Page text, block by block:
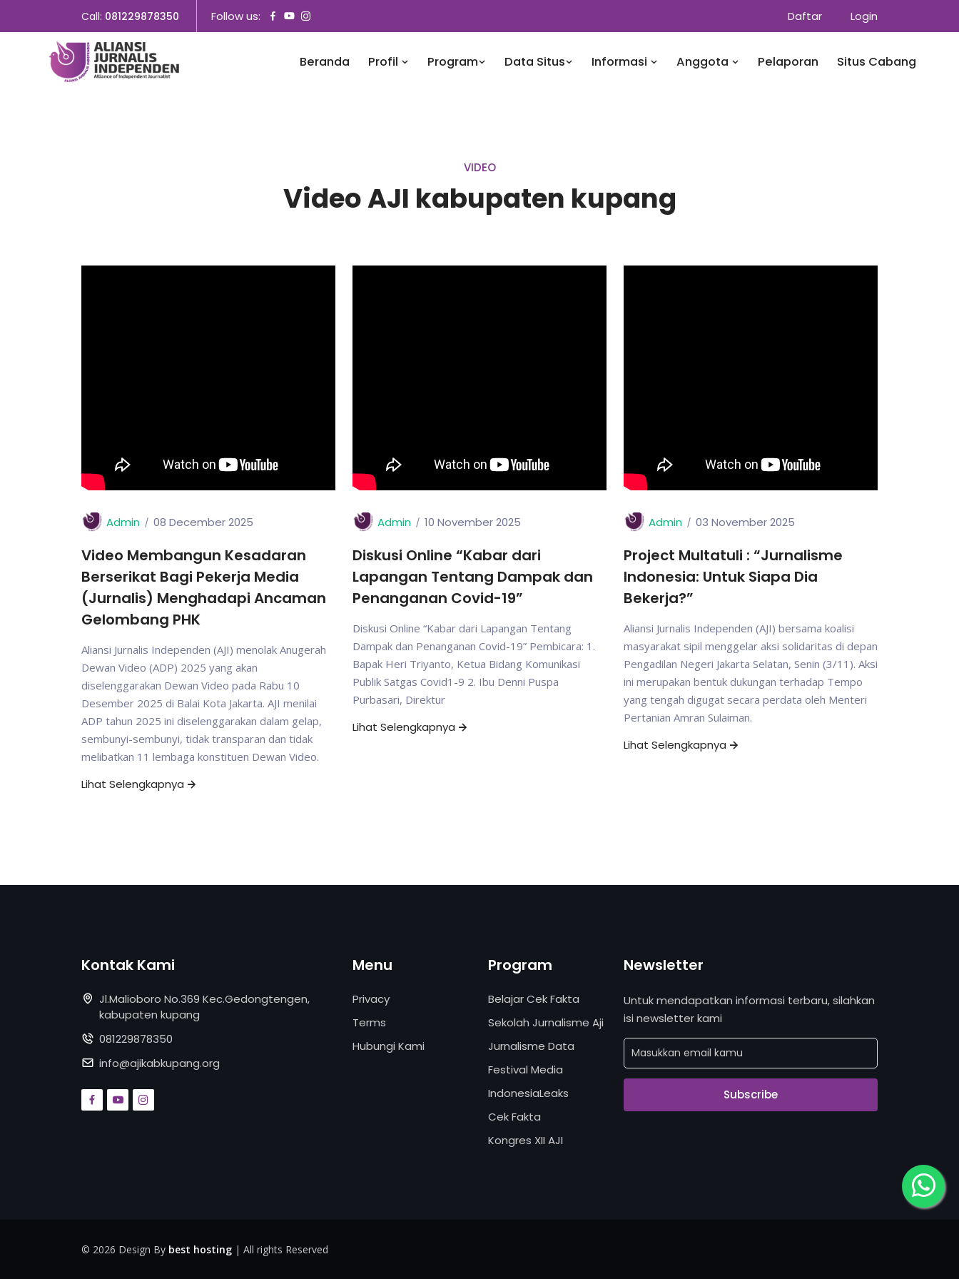
Call: 081229878350 Follow us: Daftar Login
Beranda Profil Program Data Situs Informasi Anggota Pelaporan Situs Cabang
VIDEO
Video AJI kabupaten kupang
Admin 08 December 2025
Video Membangun Kesadaran
Berserikat Bagi Pekerja Media
(Jurnalis) Menghadapi Ancaman
Gelombang PHK
Aliansi Jurnalis Independen (AJI) menolak Anugerah
Dewan Video (ADP) 2025 yang akan
diselenggarakan Dewan Video pada Rabu 10
Desember 2025 di Balai Kota Jakarta. AJI menilai
ADP tahun 2025 ini diselenggarakan dalam gelap,
sembunyi-sembunyi, tidak transparan dan tidak
melibatkan 11 lembaga konstituen Dewan Video.
Lihat Selengkapnya
Admin 10 November 2025
Diskusi Online “Kabar dari
Lapangan Tentang Dampak dan
Penanganan Covid-19”
Diskusi Online “Kabar dari Lapangan Tentang
Dampak dan Penanganan Covid-19” Pembicara: 1.
Bapak Heri Triyanto, Ketua Bidang Komunikasi
Publik Satgas Covid1-9 2. Ibu Denni Puspa
Purbasari, Direktur
Lihat Selengkapnya
Admin 03 November 2025
Project Multatuli : “Jurnalisme
Indonesia: Untuk Siapa Dia
Bekerja?”
Aliansi Jurnalis Independen (AJI) bersama koalisi
masyarakat sipil menggelar aksi solidaritas di depan
Pengadilan Negeri Jakarta Selatan, Senin (3/11). Aksi
ini merupakan bentuk dukungan terhadap Tempo
yang tengah digugat secara perdata oleh Menteri
Pertanian Amran Sulaiman.
Lihat Selengkapnya
Kontak Kami
Jl.Malioboro No.369 Kec.Gedongtengen,
kabupaten kupang
081229878350
info@ajikabkupang.org
Menu
Privacy
Terms
Hubungi Kami
Program
Belajar Cek Fakta
Sekolah Jurnalisme Aji
Jurnalisme Data
Festival Media
IndonesiaLeaks
Cek Fakta
Kongres XII AJI
Newsletter
Untuk mendapatkan informasi terbaru, silahkan
isi newsletter kami
Subscribe
© 2026 Design By best hosting | All rights Reserved